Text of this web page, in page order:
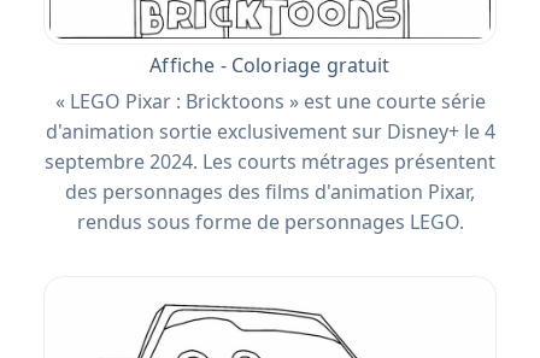
Affiche - Coloriage gratuit
« LEGO Pixar : Bricktoons » est une courte série
d'animation sortie exclusivement sur Disney+ le 4
septembre 2024. Les courts métrages présentent
des personnages des films d'animation Pixar,
rendus sous forme de personnages LEGO.